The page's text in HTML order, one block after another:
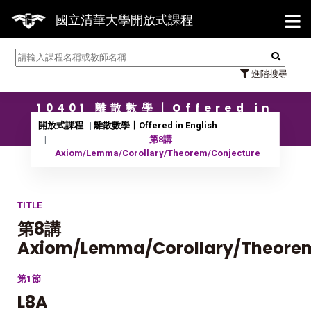
國立清華大學開放式課程
進階搜尋
【7/
10401 離散數學〡Offered in
English
開放式課程
離散數學〡Offered in English
第8講
Axiom/Lemma/Corollary/Theorem/Conjecture
TITLE
第8講
Axiom/Lemma/Corollary/
第1節
L8A